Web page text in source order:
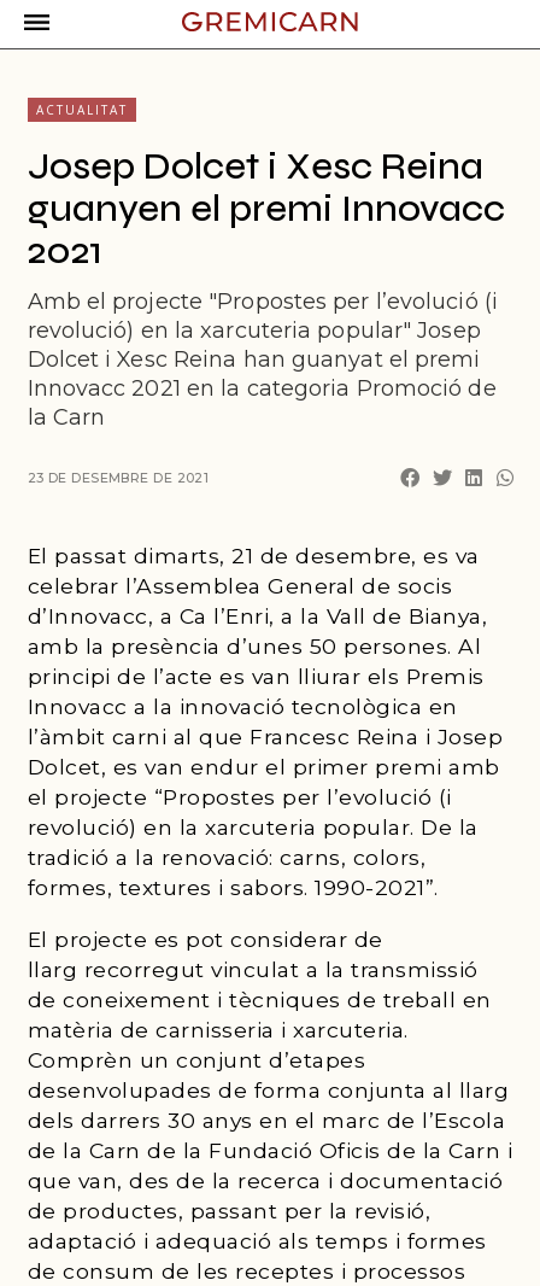
ACTUALITAT
Josep Dolcet i Xesc Reina
guanyen el premi Innovacc
2021
Amb el projecte "Propostes per l’evolució (i
revolució) en la xarcuteria popular" Josep
Dolcet i Xesc Reina han guanyat el premi
Innovacc 2021 en la categoria Promoció de
la Carn
El passat dimarts, 21 de desembre, es va
celebrar l’Assemblea General de socis
d’Innovacc, a Ca l’Enri, a la Vall de Bianya,
amb la presència d’unes 50 persones. Al
principi de l’acte es van lliurar els Premis
Innovacc a la innovació tecnològica en
l’àmbit carni al que Francesc Reina i Josep
Dolcet, es van endur el primer premi amb
el projecte “Propostes per l’evolució (i
revolució) en la xarcuteria popular. De la
tradició a la renovació: carns, colors,
formes, textures i sabors. 1990-2021”.
El projecte es pot considerar de
llarg recorregut vinculat a la transmissió
de coneixement i tècniques de treball en
matèria de carnisseria i xarcuteria.
Comprèn un conjunt d’etapes
desenvolupades de forma conjunta al llarg
dels darrers 30 anys en el marc de l’Escola
de la Carn de la Fundació Oficis de la Carn i
que van, des de la recerca i documentació
de productes, passant per la revisió,
adaptació i adequació als temps i formes
de consum de les receptes i processos